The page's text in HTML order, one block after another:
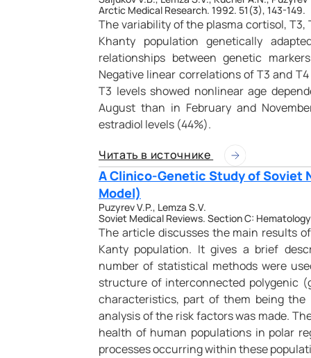
Arctic Medical Research. 1992. 51(3), 143-149.
The variability of the plasma cortisol,
Khanty population genetically
relationships between genetic
Negative linear correlations of T3 and
T3 levels showed nonlinear age
August than in February and
estradiol levels (44%).
Читать в источнике
A Clinico-Genetic Study of Soviet
Model)
Puzyrev V.P., Lemza S.V.
Soviet Medical Reviews. Section C:
The article discusses the main results
Kanty population. It gives a brief
number of statistical methods were
structure of interconnected polygenic
characteristics, part of them being
analysis of the risk factors was made.
health of human populations in polar
processes occurring within these